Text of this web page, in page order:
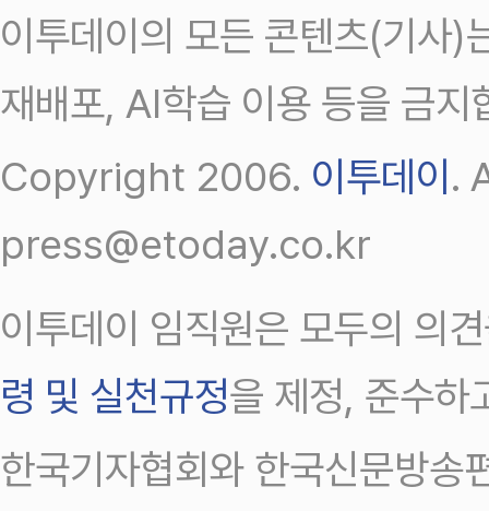
이투데이의 모든 콘텐츠(기사)
재배포, AI학습 이용 등을 금지
Copyright 2006. 이투데이 .
press@etoday.co.kr
이투데이 임직원은 모두의 의
령 및 실천규정을 제정, 준수하
한국기자협회와 한국신문방송